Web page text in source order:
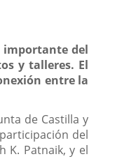
importante del
y talleres. El
entre la
de Castilla y
del
K. Patnaik, y el